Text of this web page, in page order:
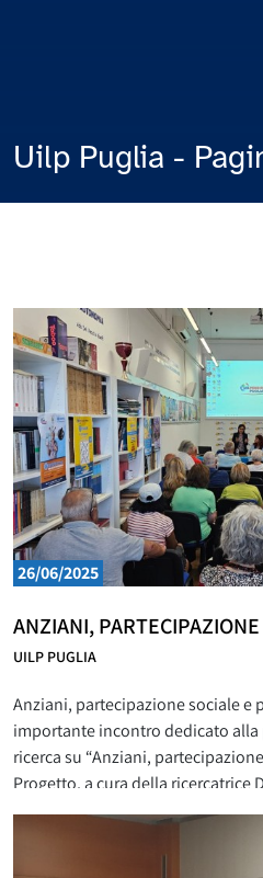
Uilp Puglia -
26/06/2025
ANZIANI,
UILP PUGLIA
Anziani, partecipazione sociale e
importante incontro dedicato
ricerca su “Anziani,
Progetto, a cura della ricercatrice
Dipartimento di Sociologia della